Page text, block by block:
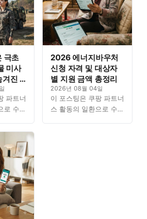
극초
미사
겨진 3
파트너
로 수수
지바우
정확
금액,
2026 에너지바우처
신청 자격 및 대상자
별 지원 금액 총정리
2026년 08월 04일
이 포스팅은 쿠팡 파트너
스 활동의 일환으로 수수